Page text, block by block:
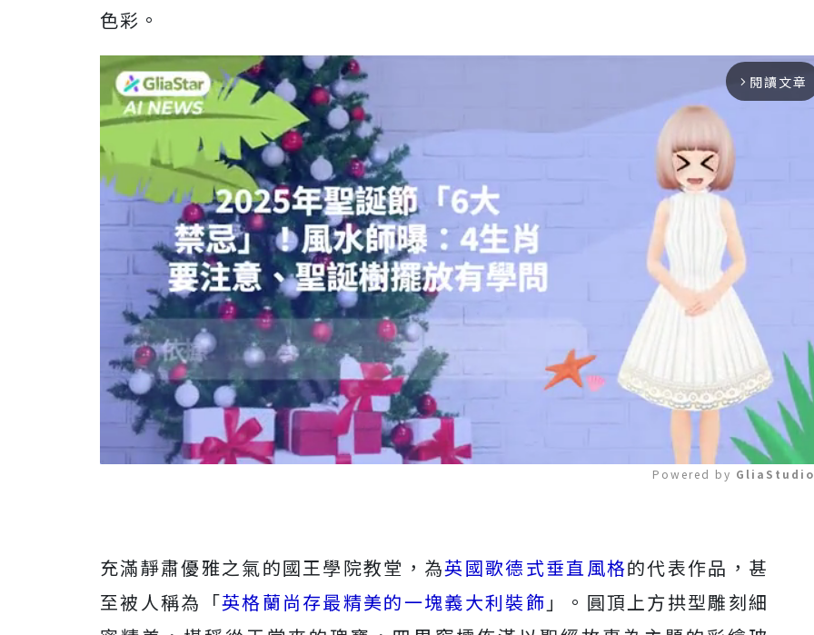
色彩。
arrow_forward_ios 閱讀文章
Powered by
充滿靜肅優雅之氣的國王學院教堂，為英國歌德式垂直風格的代表作品，甚
至被人稱為「英格蘭尚存最精美的一塊義大利裝飾 」。圓頂上方拱型雕刻細